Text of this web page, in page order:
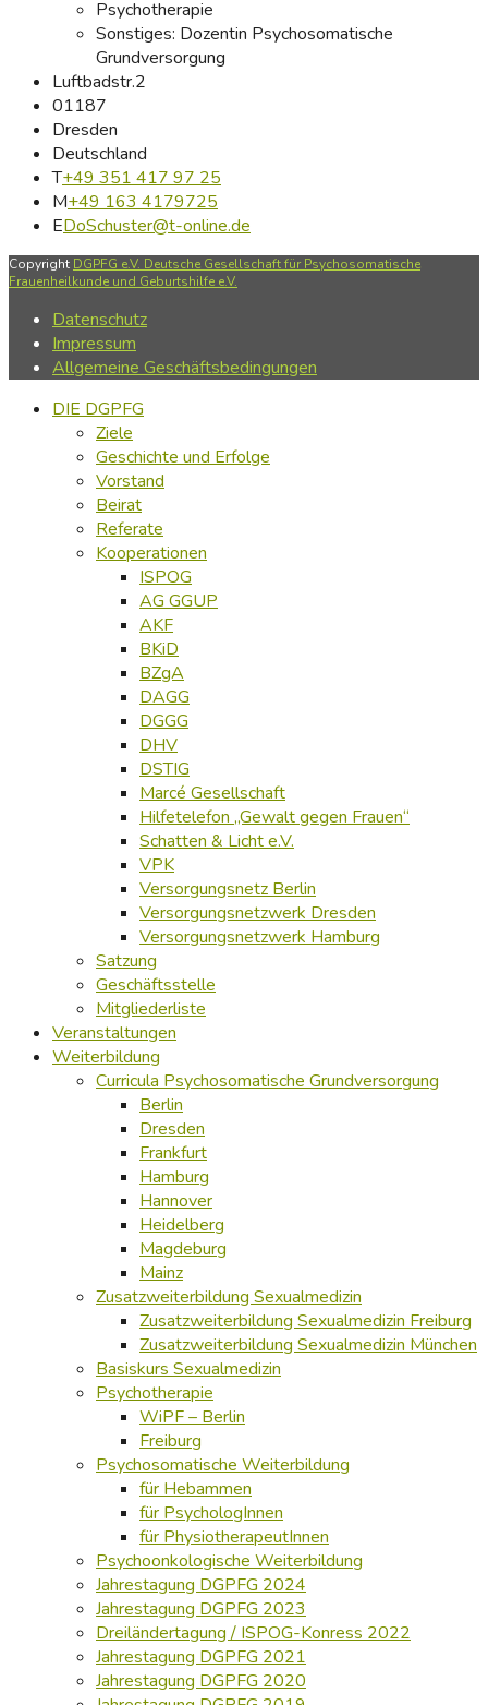
Psychotherapie
Sonstiges: Dozentin Psychosomatische
Grundversorgung
Luftbadstr.2
01187
Dresden
Deutschland
T+49 351 417 97 25
M+49 163 4179725
EDoSchuster@t-online.de
Copyright DGPFG e.V. Deutsche Gesellschaft für Psychosomatische
Frauenheilkunde und Geburtshilfe e.V.
Datenschutz
Impressum
Allgemeine Geschäftsbedingungen
DIE DGPFG
Ziele
Geschichte und Erfolge
Vorstand
Beirat
Referate
Kooperationen
ISPOG
AG GGUP
AKF
BKiD
BZgA
DAGG
DGGG
DHV
DSTIG
Marcé Gesellschaft
Hilfetelefon „Gewalt gegen Frauen“
Schatten & Licht e.V.
VPK
Versorgungsnetz Berlin
Versorgungsnetzwerk Dresden
Versorgungsnetzwerk Hamburg
Satzung
Geschäftsstelle
Mitgliederliste
Veranstaltungen
Weiterbildung
Curricula Psychosomatische Grundversorgung
Berlin
Dresden
Frankfurt
Hamburg
Hannover
Heidelberg
Magdeburg
Mainz
Zusatzweiterbildung Sexualmedizin
Zusatzweiterbildung Sexualmedizin Freiburg
Zusatzweiterbildung Sexualmedizin München
Basiskurs Sexualmedizin
Psychotherapie
WiPF – Berlin
Freiburg
Psychosomatische Weiterbildung
für Hebammen
für PsychologInnen
für PhysiotherapeutInnen
Psychoonkologische Weiterbildung
Jahrestagung DGPFG 2024
Jahrestagung DGPFG 2023
Dreiländertagung / ISPOG-Konress 2022
Jahrestagung DGPFG 2021
Jahrestagung DGPFG 2020